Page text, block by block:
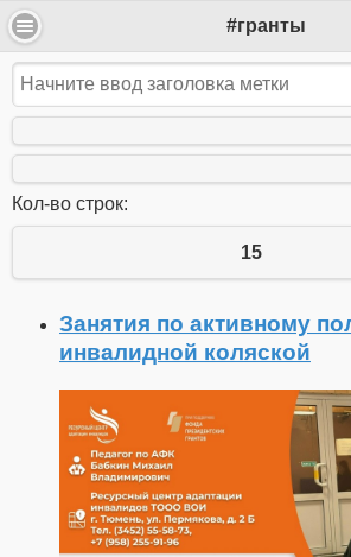
#гранты
Кол-во строк:
15
Занятия по активному
инвалидной коляской